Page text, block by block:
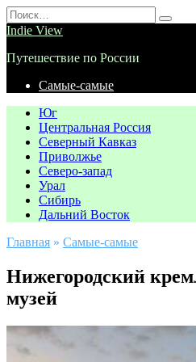
Перейти
к
Search
for:
Indie View
Путешествие по России
Самые-самые
Юг
Центральная Россия
Северный Кавказ
Приволжье
Северо-запад
Урал
Сибирь
Дальний Восток
Главная » Самые-самые
Нижегородский
музей